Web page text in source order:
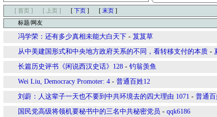
[ 首页 ] [ 上页 ] [ 下页 ] [ 末页 ]
标题/网友
冯学荣：还有多少真相未能大白天下 - 芨芨草
从中美建国形式和中央地方政府关系的不同，看转移支付的本质 -
长篇历史评书《闲说西汉史话》128 - 钓翁羡鱼
Wei Liu, Democracy Promoter: 4 - 普通百姓12
刘蔚：人这辈子一天也不要到中共环境去的四大理由 1071 - 普通百
国民党高级将领机要秘书中的三名中共秘密党员 - qqk6186